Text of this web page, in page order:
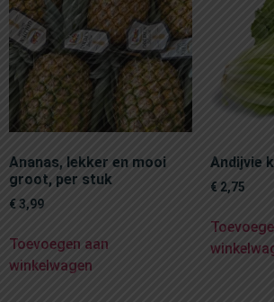
Ananas, lekker en mooi
groot, per stuk
€ 3,99
Toevoegen aan
winkelwagen
Andijvie
€ 2,75